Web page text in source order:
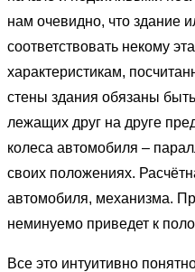
нам очевидно, что здание
соответствовать некому
характеристикам,
стены здания обязаны
лежащих друг на друге
колеса автомобиля –
своих положениях.
автомобиля, механизма.
неминуемо приведет к
Все это интуитивно